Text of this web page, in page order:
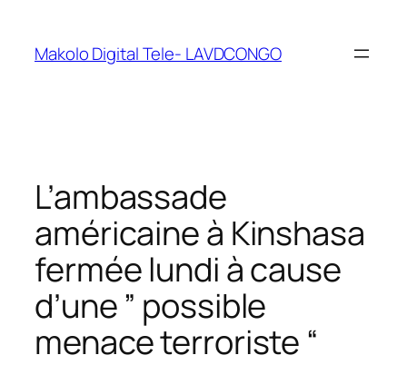
Makolo Digital Tele- LAVDCONGO
L’ambassade
américaine à Kinshasa
fermée lundi à cause
d’une ” possible
menace terroriste “